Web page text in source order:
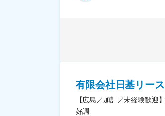
有限会社日基リース
【広島／加計／未経験歓
好調